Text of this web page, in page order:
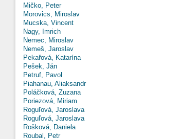
Mičko, Peter
Morovics, Miroslav
Mucska, Vincent
Nagy, Imrich
Nemec, Miroslav
Nemeš, Jaroslav
Pekařová, Katarína
Pešek, Ján
Petruf, Pavol
Piahanau, Aliaksandr
Poláčková, Zuzana
Poriezová, Miriam
Roguľová, Jaroslava
Roguľová, Jaroslava
Rošková, Daniela
Roubal, Petr